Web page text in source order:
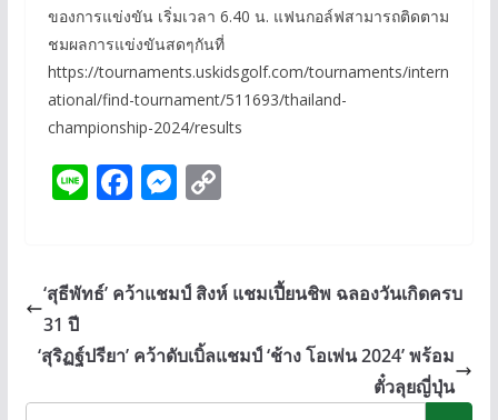
ของการแข่งขัน เริ่มเวลา 6.40 น. แฟนกอล์ฟสามารถติดตาม
ชมผลการแข่งขันสดๆกันที่
https://tournaments.uskidsgolf.com/tournaments/intern
ational/find-tournament/511693/thailand-
championship-2024/results
Li F
b
o
k
M
e
g
er
C
y
n
k
‘สุธีพัทธ์’ คว้าแชมป์ สิงห์ แชมเปี้ยนชิพ ฉลองวันเกิดครบ
31 ปี
‘สุริฏฐ์ปรียา’ คว้าดับเบิ้ลแชมป์ ‘ช้าง โอเพ่น 2024’ พร้อม
ตั๋วลุยญี่ปุ่น